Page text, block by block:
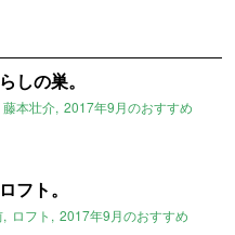
しの巣。
藤本壮介 2017年9月のおすすめ
フト。
ロフト 2017年9月のおすすめ